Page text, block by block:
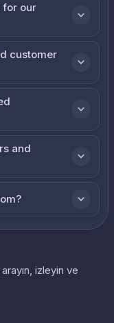
for our
customer
and
izleyin ve